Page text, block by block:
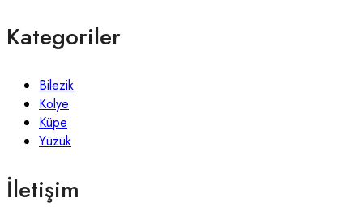
Kategoriler
Bilezik
Kolye
Küpe
Yüzük
İletişim